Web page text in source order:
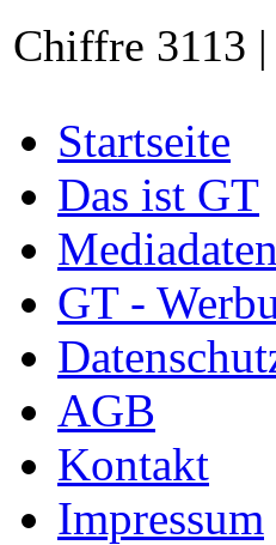
Chiffre 3113
Startseite
Das ist GT
Mediadaten
GT -
AGB
Kontakt
Impressum